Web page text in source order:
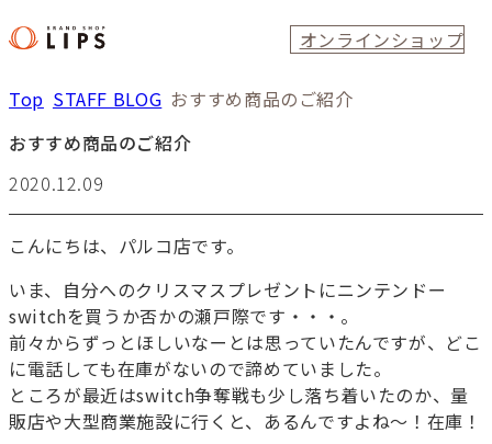
オンラインショップ
Top STAFF BLOG おすすめ商品のご紹介
おすすめ商品のご紹介
2020.12.09
こんにちは、パルコ店です。
いま、自分へのクリスマスプレゼントにニンテンドー
switchを買うか否かの瀬戸際です・・・。
前々からずっとほしいなーとは思っていたんですが、どこ
に電話しても在庫がないので諦めていました。
ところが最近はswitch争奪戦も少し落ち着いたのか、量
販店や大型商業施設に行くと、あるんですよね～！在庫！